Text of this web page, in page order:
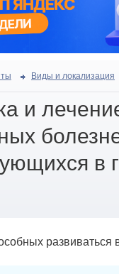
Виды и локализация
и
в
развиваться